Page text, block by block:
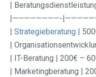
|
|————————-
Strategieberatung |
|
| IT-Beratung | 200€ –
| Marketingberatung |